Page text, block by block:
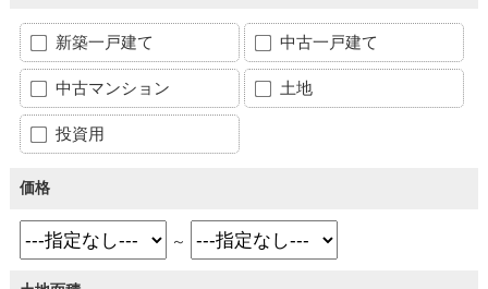
新築一戸建て 中古一戸建て
中古マンション 土地
投資用
価格
～